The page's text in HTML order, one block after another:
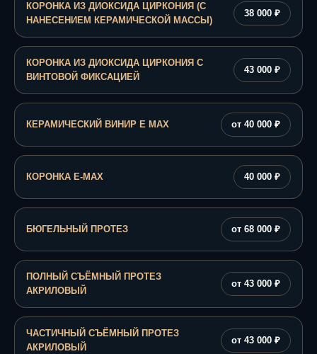
КОРОНКА ИЗ ДИОКСИДА ЦИРКОНИЯ (С
НАНЕСЕНИЕМ КЕРАМИЧЕСКОЙ МАССЫ)
38 000 ₽
КОРОНКА ИЗ ДИОКСИДА ЦИРКОНИЯ С
ВИНТОВОЙ ФИКСАЦИЕЙ
43 000 ₽
КЕРАМИЧЕСКИЙ ВИНИР E MAX от 40 000 ₽
КОРОНКА Е-MAX 40 000 ₽
БЮГЕЛЬНЫЙ ПРОТЕЗ от 68 000 ₽
ПОЛНЫЙ СЪЁМНЫЙ ПРОТЕЗ
АКРИЛОВЫЙ
от 43 000 ₽
ЧАСТИЧНЫЙ СЪЁМНЫЙ ПРОТЕЗ
АКРИЛОВЫЙ
от 43 000 ₽